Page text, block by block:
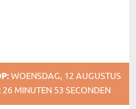
WOENSDAG, 12 AUGUSTUS
26 MINUTEN 53 SECONDEN